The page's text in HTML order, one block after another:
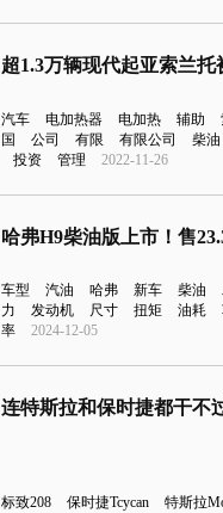
超1.3万辆现代起亚索兰托
汽车 电加热器 电加热 辅助
国
公司 有限 有限公司 柴油
投资
管理 2022-11-26
哈弗H9柴油版上市！售
车型 汽油 哈弗 新车 柴油
力
发动机 尺寸 扭矩 油耗
率
2024-12-05
标致208 保时捷Tcycan 特斯拉